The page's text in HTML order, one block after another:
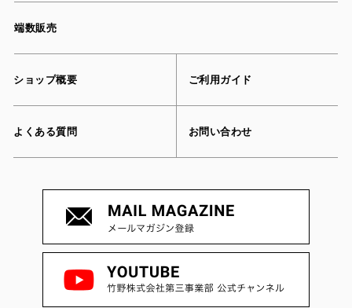
端数販売
ショップ概要 ご利用ガイド
よくある質問 お問い合わせ